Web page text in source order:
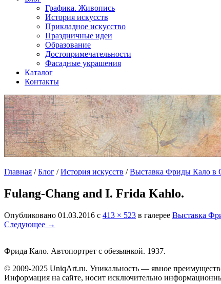
Графика. Живопись
История искусств
Прикладное искусство
Праздничные идеи
Образование
Достопримечательности
Фасадные украшения
Каталог
Контакты
Главная /Блог /История искусств /Выставка Фриды Кало в
Fulang-Chang and I. Frida Kahlo.
Опубликовано 01.03.2016 с 413 × 523 в галерее Выставка
Следующее →
Фрида Кало. Автопортрет с обезьянкой. 1937.
© 2009-2025 UniqАrt.ru. Уникальность — явное
Информация на сайте, носит исключительно